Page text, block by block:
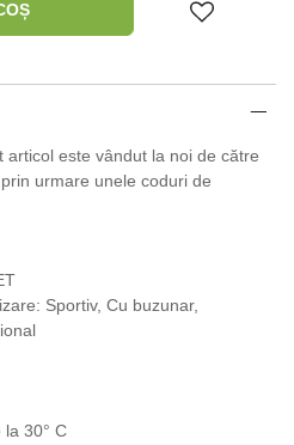
articol este vândut la noi de către
urmare unele coduri de
Sportiv, Cu buzunar,
30° C